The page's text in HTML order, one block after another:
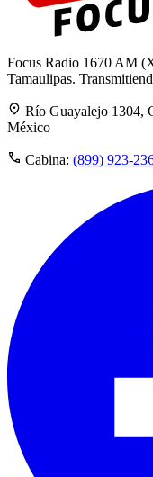
Focus Radio 1670 AM
Tamaulipas.
Río Guayalejo 1304,
México
Cabina: (899) 923-